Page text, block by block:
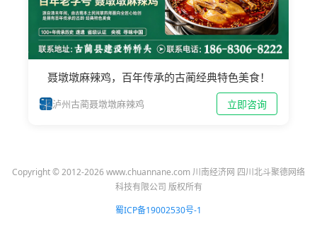
聂墩墩麻辣鸡，百年传承的古蔺经典特色美食！
泸州古蔺聂墩墩麻辣鸡 立即咨询
Copyright © 2012-2026 www.chuannane.com 川南经济网 四川北斗聚德网络
科技有限公司 版权所有
蜀ICP备19002530号-1